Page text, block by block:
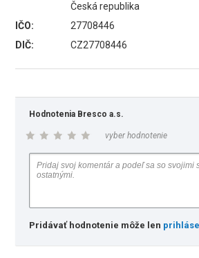
Česká republika
IČO:
27708446
DIČ:
CZ27708446
Hodnotenia Bresco a.s.
vyber hodnotenie
Pridávať hodnotenie môže len